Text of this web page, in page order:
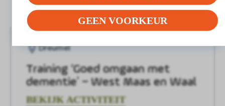
Dreumel
Training ‘Goed omgaan met
dementie’ – West Maas en Waal
BEKIJK ACTIVITEIT
GEEN VOORKEUR